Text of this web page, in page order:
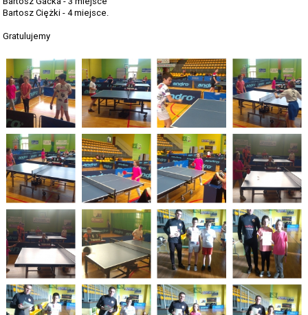
Bartosz Ciężki - 4 miejsce.
Gratulujemy